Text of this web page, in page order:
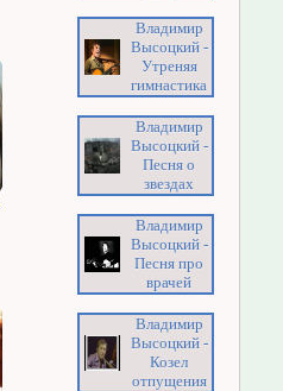
Владимир
Высоцкий -
Утреняя
гимнастика
Владимир
Высоцкий -
Песня о
звездах
Владимир
Высоцкий -
Песня про
врачей
Владимир
Высоцкий -
Козел
отпущения